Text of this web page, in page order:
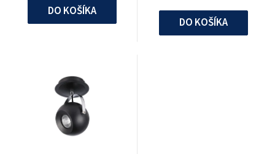
DO KOŠÍKA
DO KOŠÍKA